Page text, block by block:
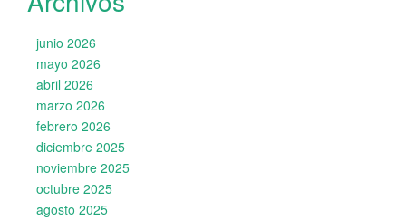
junio 2026
mayo 2026
abril 2026
marzo 2026
febrero 2026
diciembre 2025
noviembre 2025
octubre 2025
agosto 2025